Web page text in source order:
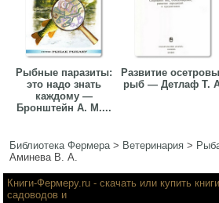
Рыбные паразиты:
это надо знать
каждому —
Бронштейн А. М....
Развитие
рыб — Детлаф Т.
Библиотека Фермера> Ветеринария >
Аминева В. А.
Книги-Фермеру.ru - скачать или купить
садоводов и